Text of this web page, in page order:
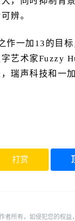
辨。
作一加13的目
艺术家Fuzzy
瑞声科技和一
打赏
所有，如侵犯您的权益